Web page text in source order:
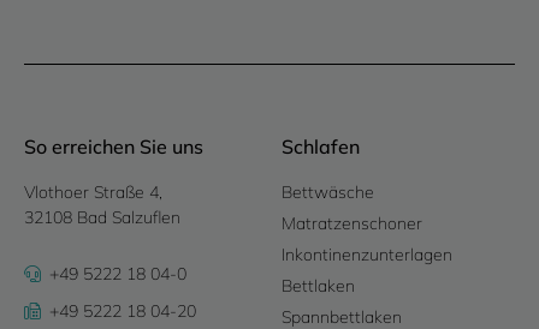
So erreichen Sie uns
Vlothoer Straße 4,
32108 Bad Salzuflen
+49 5222 18 04-0
+49 5222 18 04-20
Schlafen
Bettwäsche
Matratzenschoner
Inkontinenzunterlagen
Bettlaken
Spannbettlaken